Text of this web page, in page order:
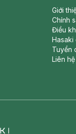
Giới
Chính
Điều
Hasaki
Tuyển
Liên hệ